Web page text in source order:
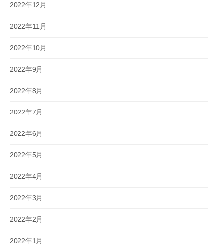
2022年12月
2022年11月
2022年10月
2022年9月
2022年8月
2022年7月
2022年6月
2022年5月
2022年4月
2022年3月
2022年2月
2022年1月